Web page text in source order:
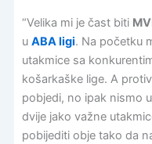
“Velika mi je čast biti
u ABA ligi. Na početku
utakmice sa
košarkaške lige. A protiv
pobjedi, no ipak nismo
dvije jako važne
pobijediti obje tako da